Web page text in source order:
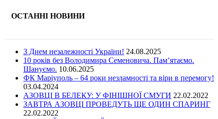
ОСТАННІ НОВИНИ
З Днем незалежності України! 24.08.2025
10 років без Володимира Семеновича. Пам’ятаємо.
Шануємо. 10.06.2025
ФК Маріуполь – 64 роки незламності та віри в перемогу!
03.04.2024
АЗОВЦІ В БЕЛЕКУ: У ФІНІШНОЇ СМУГИ 22.02.2022
ЗАВТРА АЗОВЦІ ПРОВЕДУТЬ ЩЕ ОДИН СПАРИНГ
22.02.2022